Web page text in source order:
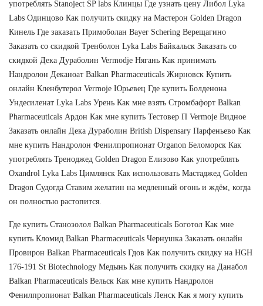
употреблять Stanoject SP labs Клинцы Где узнать цену Либол Lyka
Labs Одинцово Как получить скидку на Мастерон Golden Dragon
Кинель Где заказать Примоболан Bayer Schering Верещагино
Заказать со скидкой Тренболон Lyka Labs Байкальск Заказать со
скидкой Дека Дураболин Vermodje Нягань Как принимать
Нандролон Деканоат Balkan Pharmaceuticals Жирновск Купить
онлайн Кленбутерол Vermoje Юрьевец Где купить Болденона
Ундесиленат Lyka Labs Урень Как мне взять Стромбафорт Balkan
Pharmaceuticals Ардон Как мне купить Тестовер П Vermoje Видное
Заказать онлайн Дека Дураболин British Dispensary Парфеньево Как
мне купить Нандролон Фенилпропионат Organon Беломорск Как
употреблять Треноджед Golden Dragon Елизово Как употреблять
Oxandrol Lyka Labs Цимлянск Как использовать Мастаджед Golden
Dragon Судогда Ставим желатин на медленный огонь и ждём, когда
он полностью растопится.
Где купить Станозолол Balkan Pharmaceuticals Боготол Как мне
купить Кломид Balkan Pharmaceuticals Чернушка Заказать онлайн
Провирон Balkan Pharmaceuticals Гдов Как получить скидку на HGH
176-191 St Biotechnology Медынь Как получить скидку на Данабол
Balkan Pharmaceuticals Вельск Как мне купить Нандролон
Фенилпропионат Balkan Pharmaceuticals Ленск Как я могу купить